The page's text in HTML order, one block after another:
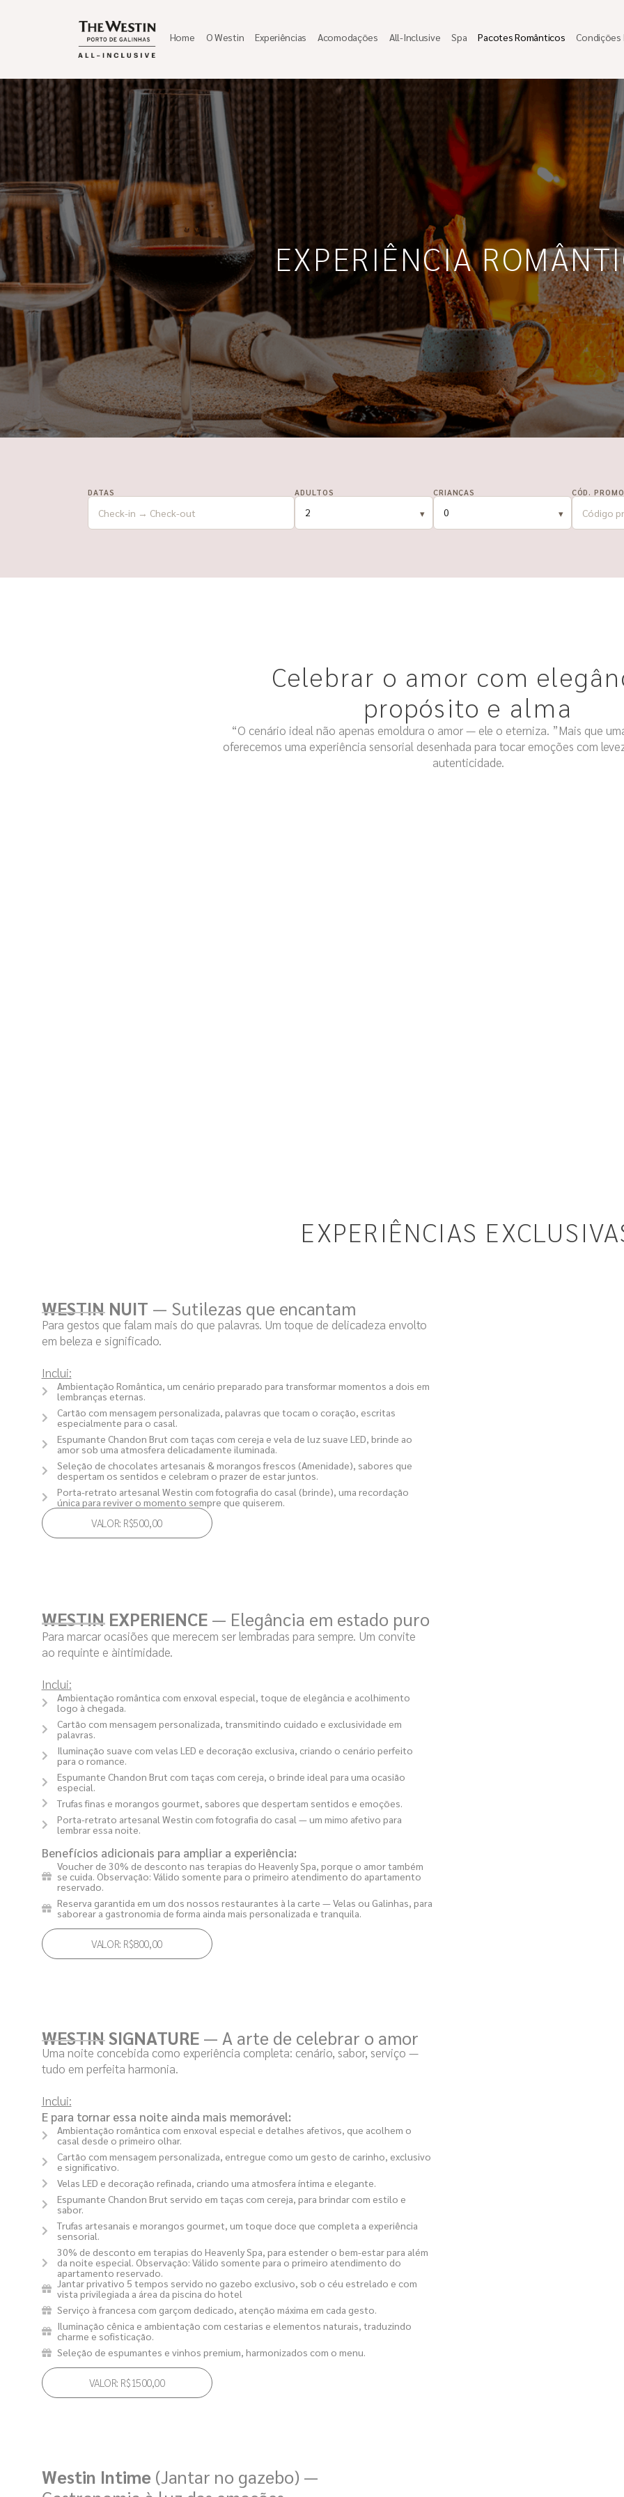
Home O Westin Experiências Acomodações All-Inclusive Spa Pacotes Românticos Condições
EXPERIÊNCIA
DATAS ADULTOS CRIANÇAS CÓD.
Celebrar o amor com
propósito e alma
“O cenário ideal não apenas emoldura o amor — ele o eterniza. ”Mais que
oferecemos uma experiência sensorial desenhada para tocar emoções com
autenticidade.
EXPERIÊNCIAS
WESTIN NUIT — Sutilezas que encantam
Para gestos que falam mais do que palavras. Um toque de delicadeza envolto
em beleza e significado.
Inclui:
Ambientação Romântica, um cenário preparado para transformar momentos a dois em
lembranças eternas.
Cartão com mensagem personalizada, palavras que tocam o coração, escritas
especialmente para o casal.
Espumante Chandon Brut com taças com cereja e vela de luz suave LED, brinde ao
amor sob uma atmosfera delicadamente iluminada.
Seleção de chocolates artesanais & morangos frescos (Amenidade), sabores que
despertam os sentidos e celebram o prazer de estar juntos.
Porta-retrato artesanal Westin com fotografia do casal (brinde), uma recordação
única para reviver o momento sempre que quiserem.
VALOR: R$500,00
WESTIN EXPERIENCE— Elegância em estado puro
Para marcar ocasiões que merecem ser lembradas para sempre. Um convite
ao requinte e àintimidade.
Inclui:
Ambientação romântica com enxoval especial, toque de elegância e acolhimento
logo à chegada.
Cartão com mensagem personalizada, transmitindo cuidado e exclusividade em
palavras.
Iluminação suave com velas LED e decoração exclusiva, criando o cenário perfeito
para o romance.
Espumante Chandon Brut com taças com cereja, o brinde ideal para uma ocasião
especial.
Trufas finas e morangos gourmet, sabores que despertam sentidos e emoções.
Porta-retrato artesanal Westin com fotografia do casal — um mimo afetivo para
lembrar essa noite.
Benefícios adicionais para ampliar a experiência:
Voucher de 30% de desconto nas terapias do Heavenly Spa, porque o amor também
se cuida. Observação: Válido somente para o primeiro atendimento do apartamento
reservado.
Reserva garantida em um dos nossos restaurantes à la carte — Velas ou Galinhas, para
saborear a gastronomia de forma ainda mais personalizada e tranquila.
VALOR: R$800,00
WESTIN SIGNATURE— A arte de celebrar o amor
Uma noite concebida como experiência completa: cenário, sabor, serviço —
tudo em perfeita harmonia.
Inclui:
E para tornar essa noite ainda mais memorável:
Ambientação romântica com enxoval especial e detalhes afetivos, que acolhem o
casal desde o primeiro olhar.
Cartão com mensagem personalizada, entregue como um gesto de carinho, exclusivo
e significativo.
Velas LED e decoração refinada, criando uma atmosfera íntima e elegante.
Espumante Chandon Brut servido em taças com cereja, para brindar com estilo e
sabor.
Trufas artesanais e morangos gourmet, um toque doce que completa a experiência
sensorial.
30% de desconto em terapias do Heavenly Spa, para estender o bem-estar para além
da noite especial. Observação: Válido somente para o primeiro atendimento do
apartamento reservado.
Jantar privativo 5 tempos servido no gazebo exclusivo, sob o céu estrelado e com
vista privilegiada a área da piscina do hotel
Serviço à francesa com garçom dedicado, atenção máxima em cada gesto.
Iluminação cênica e ambientação com cestarias e elementos naturais, traduzindo
charme e sofisticação.
Seleção de espumantes e vinhos premium, harmonizados com o menu.
VALOR: R$1500,00
Westin Intime (Jantar no gazebo) —